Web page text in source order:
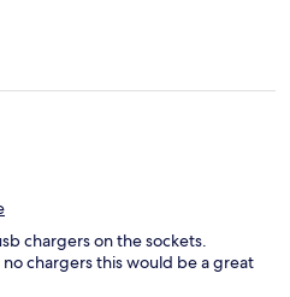
chargers on the sockets.
chargers this would be a great